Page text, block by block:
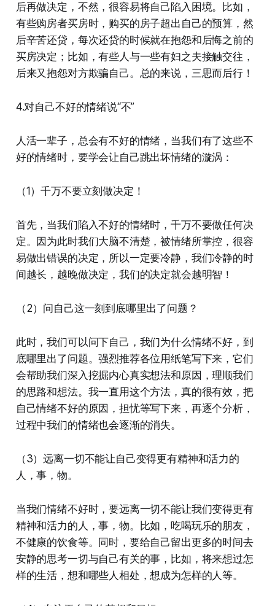
后再做决定，不然，很容易将自己陷入困境。比如，
有些购房者买房时，购买的房子超出自己的预算，然
后辛苦还贷，每次还贷的时候就在抱怨和后悔之前的
买房决定；比如，有些人与一些有妇之夫接触交往，
后来又抱怨对方欺骗自己。总的来说，三思而后行！
4.对自己不好的情绪说“不”
人活一辈子，总会有不好的情绪，当我们有了这些不
好的情绪时，要学会让自己跳出坏情绪的漩涡：
（1）千万不要立刻做决定！
首先，当我们陷入不好的情绪时，千万不要做任何决
定。因为此时我们大脑不清楚，被情绪所掌控，很容
易做出错误的决定，所以一定要冷静，我们冷静的时
间越长，越晚做决定，我们的决定就会越明智！
（2）问自己这一刻到底哪里出了问题？
此时，我们可以问下自己，我们为什么情绪不好，到
底哪里出了问题。强烈推荐各位用纸笔写下来，它们
会帮助我们深入挖掘内心真实想法和原因，理顺我们
的思路和想法。我一直用这个方法，真的很有效，把
自己情绪不好的原因，担忧等写下来，再逐个分析，
过程中我们的情绪也会逐渐的消失。
（3）远离一切不能让自己变得更有精神和活力的
人，事，物。
当我们情绪不好时，要远离一切不能让我们变得更有
精神和活力的人，事，物。比如，吃喝玩乐的朋友，
不健康的饮食等。同时，要给自己留出更多的时间去
安静的思考一切与自己有关的事，比如，将来想过怎
样的生活，想和哪些人相处，想成为怎样的人等。